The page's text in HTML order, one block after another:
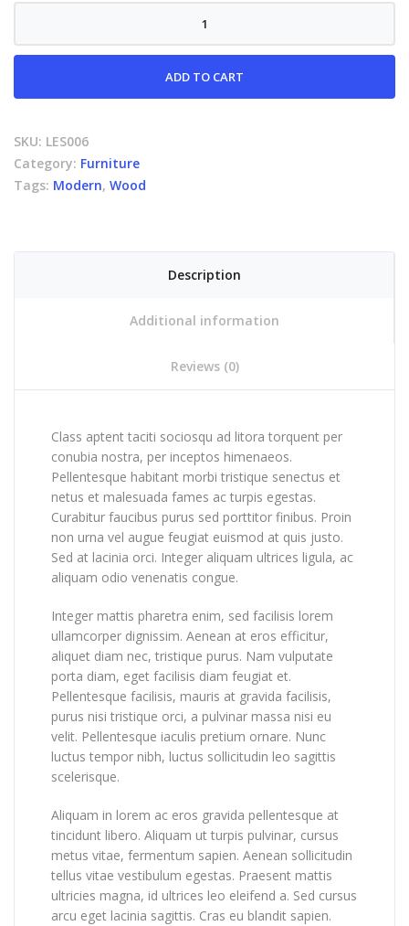
quantity
ADD TO CART
SKU: LES006
Category: Furniture
Tags: Modern, Wood
Description
Additional information
Reviews (0)
Class aptent taciti sociosqu ad litora torquent per
conubia nostra, per inceptos himenaeos.
Pellentesque habitant morbi tristique senectus et
netus et malesuada fames ac turpis egestas.
Curabitur faucibus purus sed porttitor finibus. Proin
non urna vel augue feugiat euismod at quis justo.
Sed at lacinia orci. Integer aliquam ultrices ligula, ac
aliquam odio venenatis congue.
Integer mattis pharetra enim, sed facilisis lorem
ullamcorper dignissim. Aenean at eros efficitur,
aliquet diam nec, tristique purus. Nam vulputate
porta diam, eget facilisis diam feugiat et.
Pellentesque facilisis, mauris at gravida facilisis,
purus nisi tristique orci, a pulvinar massa nisi eu
velit. Pellentesque iaculis pretium ornare. Nunc
luctus tempor nibh, luctus sollicitudin leo sagittis
scelerisque.
Aliquam in lorem ac eros gravida pellentesque at
tincidunt libero. Aliquam ut turpis pulvinar, cursus
metus vitae, fermentum sapien. Aenean sollicitudin
tellus vitae vestibulum egestas. Praesent mattis
ultricies magna, id ultrices leo eleifend a. Sed cursus
arcu eget lacinia sagittis. Cras eu blandit sapien.